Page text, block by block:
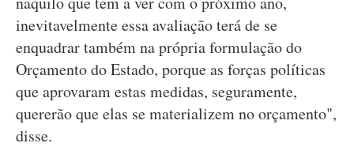
inevitavelmente essa avaliação terá de se
enquadrar também na própria formulação do
Orçamento do Estado, porque as forças políticas
que aprovaram estas medidas, seguramente,
quererão que elas se materializem no orçamento",
disse.